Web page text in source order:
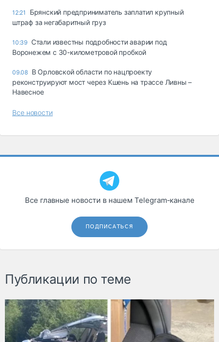
12:21
Брянский предприниматель заплатил крупный
штраф за негабаритный груз
10:39 Стали известны подробности аварии под
Воронежем с 30-километровой пробкой
09.08 В Орловской области по нацпроекту
реконструируют мост через Кшень на трассе Ливны –
Навесное
Все новости
Все главные новости в нашем Telegram‑канале
ПОДПИСАТЬСЯ
Публикации по теме